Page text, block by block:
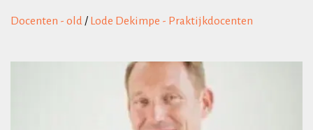
Docenten - old/ Lode Dekimpe - Praktijkdocenten